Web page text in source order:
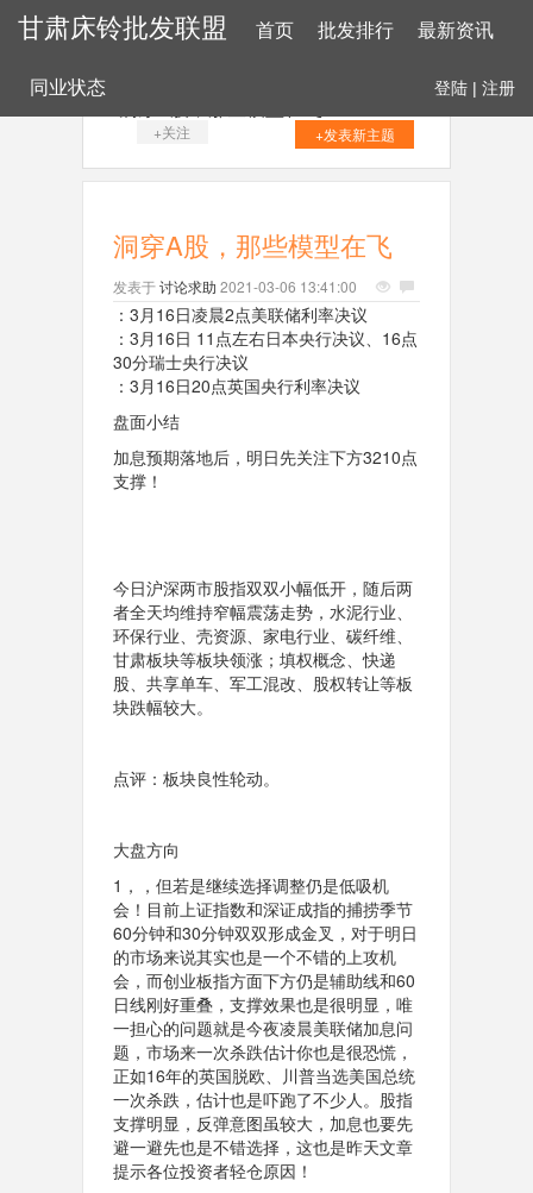
甘肃床铃批发联盟 首页 批发排行 最新资讯
同业状态 登陆 | 注册
+关注 +发表新主题
洞穿A股，那些模型在飞
发表于讨论求助 2021-03-06 13:41:00
：3月16日凌晨2点美联储利率决议
：3月16日 11点左右日本央行决议、16点
30分瑞士央行决议
：3月16日20点英国央行利率决议
盘面小结
加息预期落地后，明日先关注下方3210点
支撑！
今日沪深两市股指双双小幅低开，随后两
者全天均维持窄幅震荡走势，水泥行业、
环保行业、壳资源、家电行业、碳纤维、
甘肃板块等板块领涨；填权概念、快递
股、共享单车、军工混改、股权转让等板
块跌幅较大。
点评：板块良性轮动。
大盘方向
1，，但若是继续选择调整仍是低吸机
会！目前上证指数和深证成指的捕捞季节
60分钟和30分钟双双形成金叉，对于明日
的市场来说其实也是一个不错的上攻机
会，而创业板指方面下方仍是辅助线和60
日线刚好重叠，支撑效果也是很明显，唯
一担心的问题就是今夜凌晨美联储加息问
题，市场来一次杀跌估计你也是很恐慌，
正如16年的英国脱欧、川普当选美国总统
一次杀跌，估计也是吓跑了不少人。股指
支撑明显，反弹意图虽较大，加息也要先
避一避先也是不错选择，这也是昨天文章
提示各位投资者轻仓原因！